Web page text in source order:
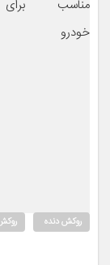
مناسب برای
خودرو
روکش دنده